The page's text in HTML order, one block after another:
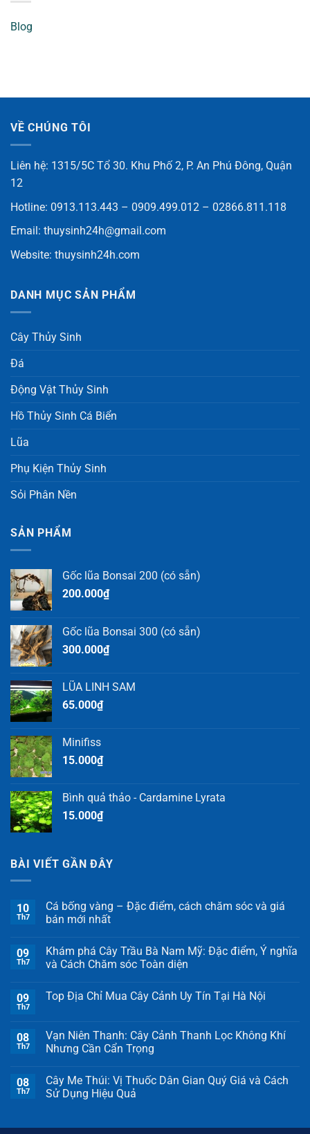
Blog
VỀ CHÚNG TÔI
Liên hệ: 1315/5C Tổ 30. Khu Phố 2, P. An Phú Đông, Quận
12
Hotline: 0913.113.443 – 0909.499.012 – 02866.811.118
Email: thuysinh24h@gmail.com
Website: thuysinh24h.com
DANH MỤC SẢN PHẨM
Cây Thủy Sinh
Đá
Động Vật Thủy Sinh
Hồ Thủy Sinh Cá Biển
Lũa
Phụ Kiện Thủy Sinh
Sỏi Phân Nền
SẢN PHẨM
Gốc lũa Bonsai 200 (có sẵn)
200.000₫
Gốc lũa Bonsai 300 (có sẵn)
300.000₫
LŨA LINH SAM
65.000₫
Minifiss
15.000₫
Bình quả thảo - Cardamine Lyrata
15.000₫
BÀI VIẾT GẦN ĐÂY
10
Th7
Cá bống vàng – Đặc điểm, cách chăm sóc và giá
bán mới nhất
09
Th7
Khám phá Cây Trầu Bà Nam Mỹ: Đặc điểm, Ý nghĩa
và Cách Chăm sóc Toàn diện
09
Th7
Top Địa Chỉ Mua Cây Cảnh Uy Tín Tại Hà Nội
08
Th7
Vạn Niên Thanh: Cây Cảnh Thanh Lọc Không Khí
Nhưng Cần Cẩn Trọng
08
Th7
Cây Me Thúi: Vị Thuốc Dân Gian Quý Giá và Cách
Sử Dụng Hiệu Quả